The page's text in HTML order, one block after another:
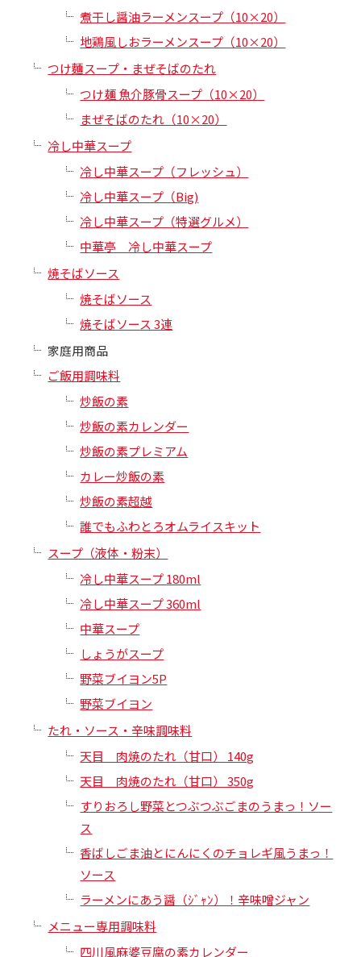
煮干し醤油ラーメンスープ（10×20）
地鶏風しおラーメンスープ（10×20）
つけ麵スープ・まぜそばのたれ
つけ麺 魚介豚骨スープ（10×20）
まぜそばのたれ（10×20）
冷し中華スープ
冷し中華スープ（フレッシュ）
冷し中華スープ（Big)
冷し中華スープ（特選グルメ）
中華亭 冷し中華スープ
焼そばソース
焼そばソース
焼そばソース 3連
家庭用商品
ご飯用調味料
炒飯の素
炒飯の素カレンダー
炒飯の素プレミアム
カレー炒飯の素
炒飯の素超越
誰でもふわとろオムライスキット
スープ（液体・粉末）
冷し中華スープ 180ml
冷し中華スープ 360ml
中華スープ
しょうがスープ
野菜ブイヨン5P
野菜ブイヨン
たれ・ソース・辛味調味料
天目 肉焼のたれ（甘口） 140g
天目 肉焼のたれ（甘口） 350g
すりおろし野菜とつぶつぶごまのうまっ！ソー
ス
香ばしごま油とにんにくのチョレギ風うまっ！
ソース
ラーメンにあう醤（ｼﾞｬﾝ）！辛味噌ジャン
メニュー専用調味料
四川風麻婆豆腐の素カレンダー